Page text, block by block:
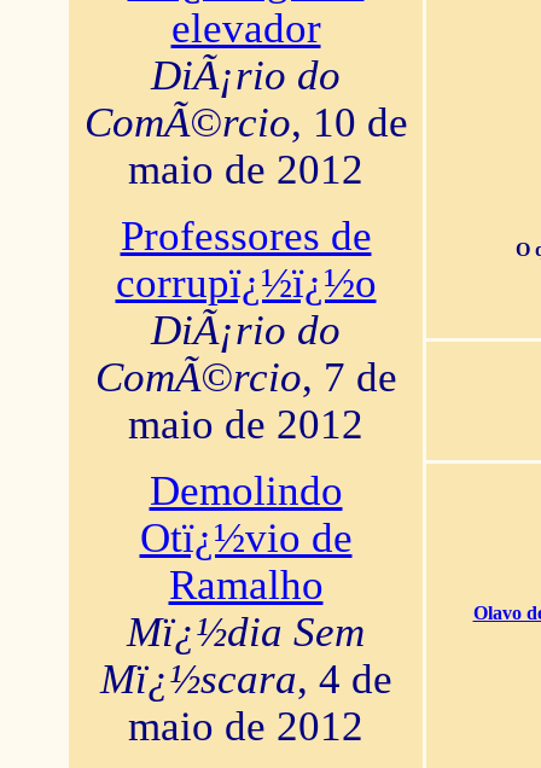
elevador
DiÃ¡rio do
ComÃ©rcio, 10 de
maio de 2012
Professores de
corrupï¿½ï¿½o
DiÃ¡rio do
ComÃ©rcio, 7 de
maio de 2012
Demolindo
Otï¿½vio de
Ramalho
Mï¿½dia Sem
Mï¿½scara, 4 de
maio de 2012
O
Olavo